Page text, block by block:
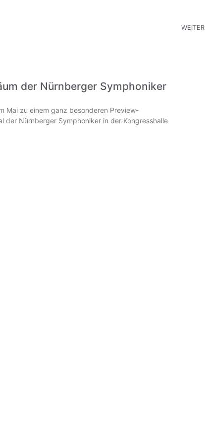
WEITER
der Nürnberger Symphoniker
Mai zu einem ganz besonderen Preview-
der Nürnberger Symphoniker in der Kongresshalle